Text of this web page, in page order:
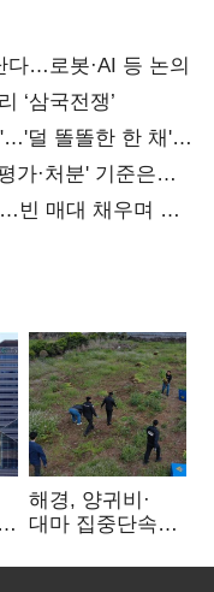
다…로봇·AI 등 논의
‘삼국전쟁’
덜 똘똘한 한 채'
가·처분' 기준은
빈 매대 채우며 문
해경, 양귀비·
대마 집중단속…
249명 검거